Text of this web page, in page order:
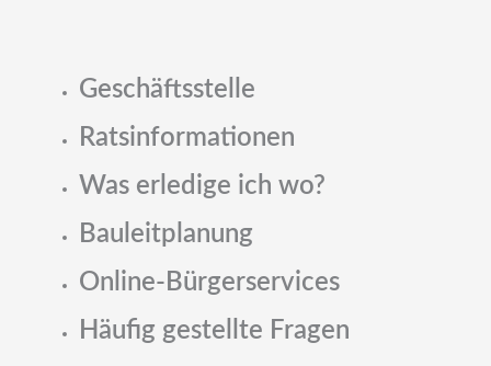
Geschäftsstelle
Ratsinformationen
Was erledige ich wo?
Bauleitplanung
Online-Bürgerservices
Häufig gestellte Fragen